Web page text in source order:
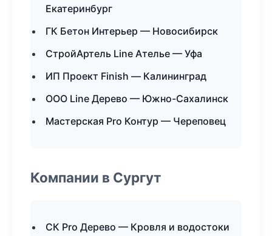
Екатеринбург
ГК Бетон Интерьер — Новосибирск
СтройАртель Line Ателье — Уфа
ИП Проект Finish — Калининград
ООО Line Дерево — Южно-Сахалинск
Мастерская Pro Контур — Череповец
Компании в Сургут
СК Pro Дерево — Кровля и водостоки